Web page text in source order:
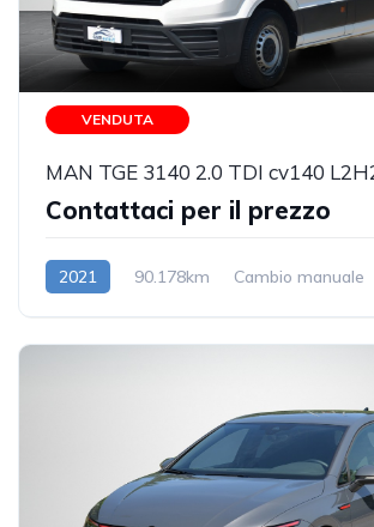
VENDUTA
Contattaci per il prezzo
2021 90.178km Cambio manuale